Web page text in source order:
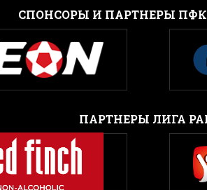
CПОНСОРЫ И ПАРТНЕРЫ ПФК
ПАРТНЕРЫ ЛИГА